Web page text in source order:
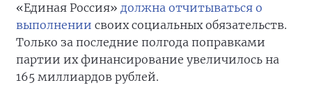
«Единая Россия» должна отчитываться о
выполнении своих социальных обязательств.
Только за последние полгода поправками
партии их финансирование увеличилось на
165 миллиардов рублей.